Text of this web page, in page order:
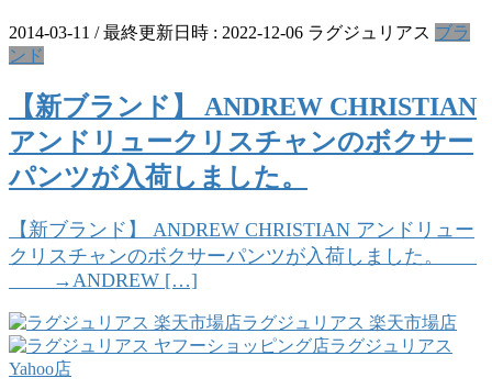
2014-03-11 / 最終更新日時 : 2022-12-06 ラグジュリアス ブラ
ンド
【新ブランド】 ANDREW CHRISTIAN
アンドリュークリスチャンのボクサー
パンツが入荷しました。
【新ブランド】 ANDREW CHRISTIAN アンドリュー
クリスチャンのボクサーパンツが入荷しました。
→ANDREW […]
ラグジュリアス 楽天市場店
ラグジュリアス
Yahoo店